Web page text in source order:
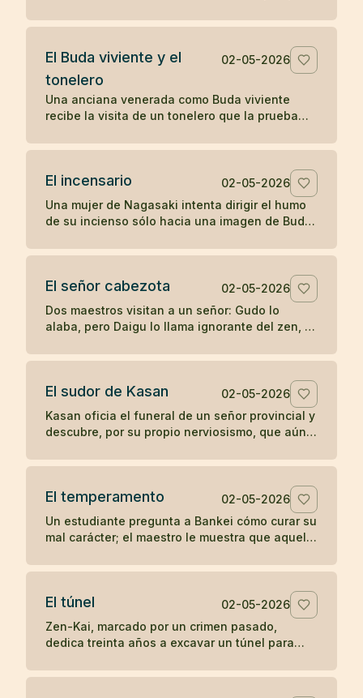
sucesores iluminados.
El Buda viviente y el
tonelero
02-05-2026
Una anciana venerada como Buda viviente
recibe la visita de un tonelero que la prueba
fama sostiene el contacto real.
El incensario
02-05-2026
Una mujer de Nagasaki intenta dirigir el humo
de su incienso sólo hacia una imagen de Buda,
manchando aquello que veneraba.
El señor cabezota
02-05-2026
Dos maestros visitan a un señor: Gudo lo
alaba, pero Daigu lo llama ignorante del zen, y
la práctica.
El sudor de Kasan
02-05-2026
Kasan oficia el funeral de un señor provincial y
descubre, por su propio nerviosismo, que aún
la soledad del templo.
El temperamento
02-05-2026
Un estudiante pregunta a Bankei cómo curar su
mal carácter; el maestro le muestra que aquello
verdadera naturaleza.
El túnel
02-05-2026
Zen-Kai, marcado por un crimen pasado,
dedica treinta años a excavar un túnel para
termina viendo en él a un maestro.